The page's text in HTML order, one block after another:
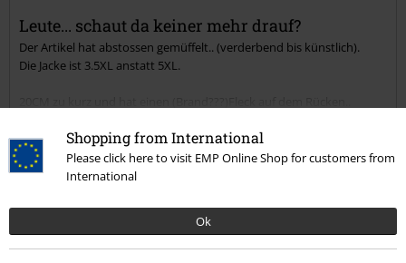
Shopping from International
Please click here to visit EMP Online Shop for customers from
International
Ok
Leute... schaut da keiner mehr drauf?
Der Artikel hat abstossen gemüffelt.. (verderbend bis künstlich).
Die Jacke ist 3.5XL anstatt 5XL.
Warum ist keine Qualitätsprüfung vorhanden?
Vielleicht wird der zweite wurf was.. aber an der Qualität am Produkt
Qualität
5
Weite